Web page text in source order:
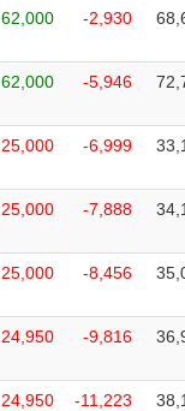
62,000 -2,930
62,000 -5,946
25,000 -6,999
25,000 -7,888
25,000 -8,456
24,950 -9,816
24,950 -11,223